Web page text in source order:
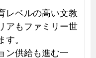
レベルの高い文教
アもファミリー世
。
ン供給も進む一